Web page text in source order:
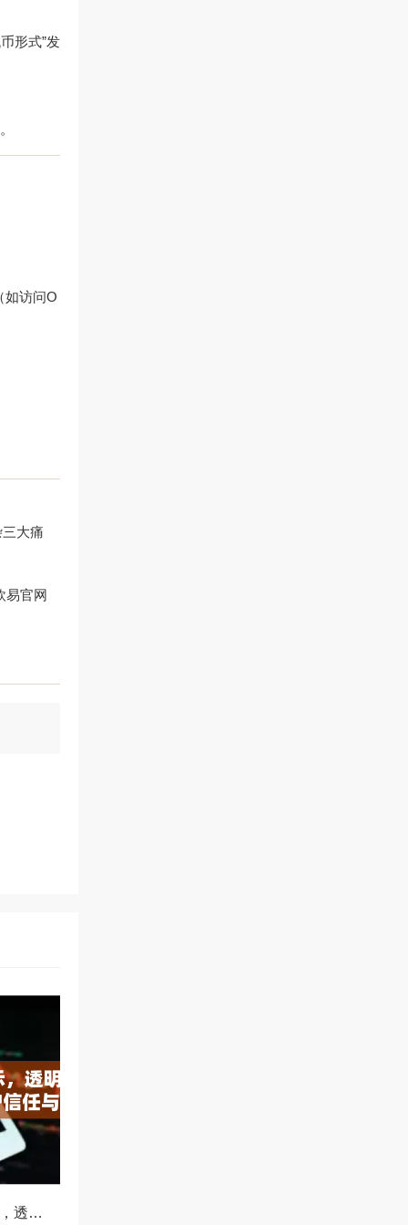
形式”发
如访问O
大痛
易官网
OKX减仓比例公示，透明化运营如何重塑用户信任与市场格局